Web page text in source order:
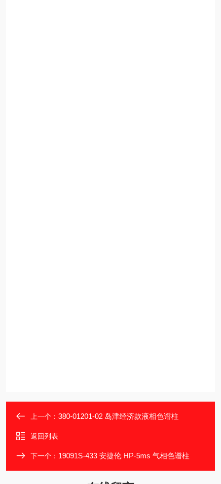
上一个： 380-01201-02 岛津经济款液相色谱柱
返回列表
下一个： 19091S-433 安捷伦 HP-5ms 气相色谱柱